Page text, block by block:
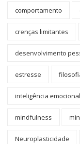
comportamento
crenças limitantes
desenvolvimento
estresse
inteligência emocional
mindfulness
Neuroplasticidade